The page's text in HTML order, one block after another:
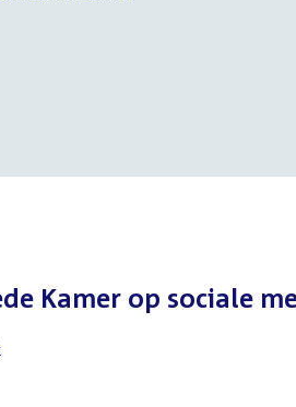
Kamer op sociale